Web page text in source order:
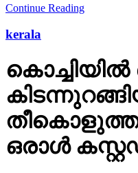
Continue Reading
kerala
ഒരാള്‍